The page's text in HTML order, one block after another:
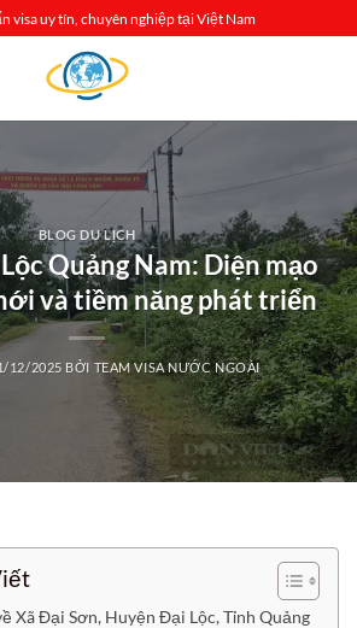
visa uy tín, chuyên nghiệp tại Việt Nam
BLOG DU LỊCH
Quảng Nam: Diện mạo
và tiềm năng phát triển
12/2025 BỞI TEAM VISA NƯỚC NGOÀI
Xã Đại Sơn, Huyện Đại Lộc, Tỉnh Quảng